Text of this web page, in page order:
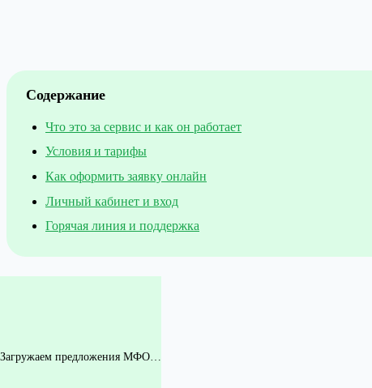
Содержание
Что это за сервис и как он работает
Условия и тарифы
Как оформить заявку онлайн
Личный кабинет и вход
Горячая линия и поддержка
Загружаем предложения МФО…